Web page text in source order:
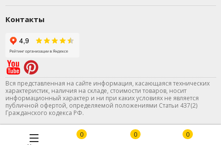
Контакты
Вся представленная на сайте информация, касающаяся технических
характеристик, наличия на складе, стоимости товаров, носит
информационный характер и ни при каких условиях не является
публичной офертой, определяемой положениями Статьи 437(2)
Гражданского кодекса РФ.
0 0 0